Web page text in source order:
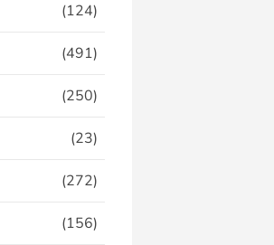
(124)
(491)
(250)
(23)
(272)
(156)